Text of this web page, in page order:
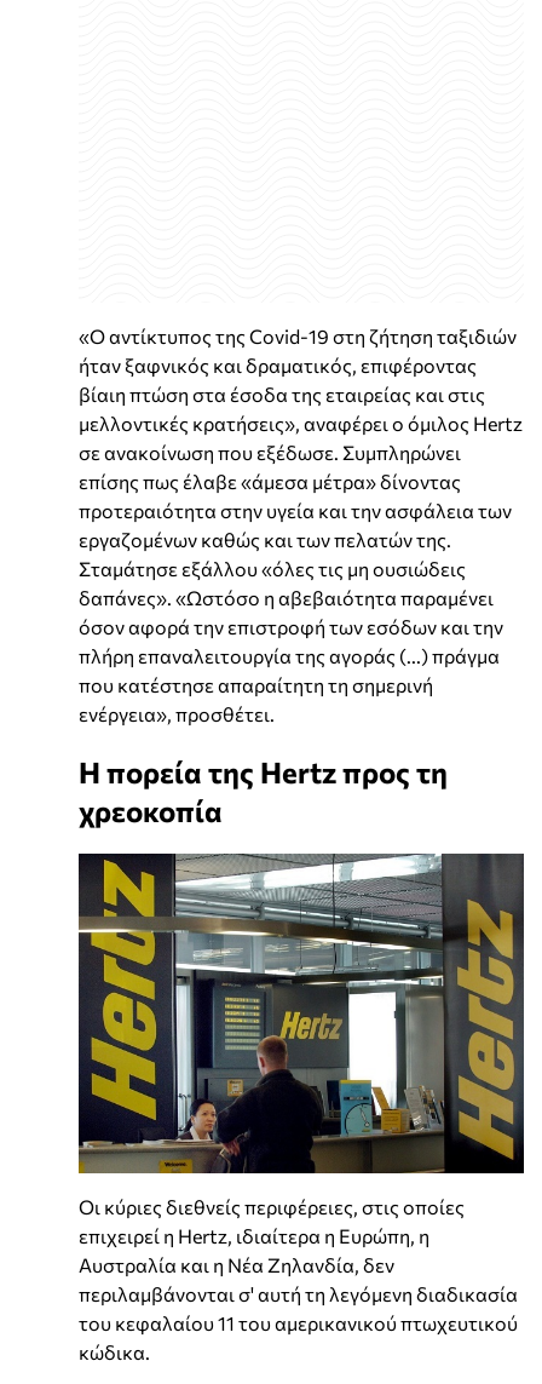
«Ο αντίκτυπος της Covid-19 στη ζήτηση ταξιδιών
ήταν ξαφνικός και δραματικός, επιφέροντας
βίαιη πτώση στα έσοδα της εταιρείας και στις
μελλοντικές κρατήσεις», αναφέρει ο όμιλος Hertz
σε ανακοίνωση που εξέδωσε. Συμπληρώνει
επίσης πως έλαβε «άμεσα μέτρα» δίνοντας
προτεραιότητα στην υγεία και την ασφάλεια των
εργαζομένων καθώς και των πελατών της.
Σταμάτησε εξάλλου «όλες τις μη ουσιώδεις
δαπάνες». «Ωστόσο η αβεβαιότητα παραμένει
όσον αφορά την επιστροφή των εσόδων και την
πλήρη επαναλειτουργία της αγοράς (...) πράγμα
που κατέστησε απαραίτητη τη σημερινή
ενέργεια», προσθέτει.
Η πορεία της Hertz προς τη
χρεοκοπία
Οι κύριες διεθνείς περιφέρειες, στις οποίες
επιχειρεί η Hertz, ιδιαίτερα η Ευρώπη, η
Αυστραλία και η Νέα Ζηλανδία, δεν
περιλαμβάνονται σ' αυτή τη λεγόμενη διαδικασία
του κεφαλαίου 11 του αμερικανικού πτωχευτικού
κώδικα.